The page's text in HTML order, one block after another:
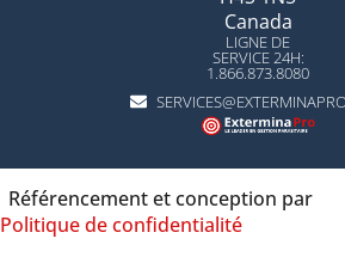
Canada
LIGNE DE
SERVICE 24H:
1.866.873.8080
Référencement et conception par
Politique de confidentialité